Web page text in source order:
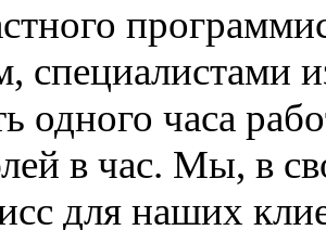
специалистами
одного часа
в час. Мы, в
для наших